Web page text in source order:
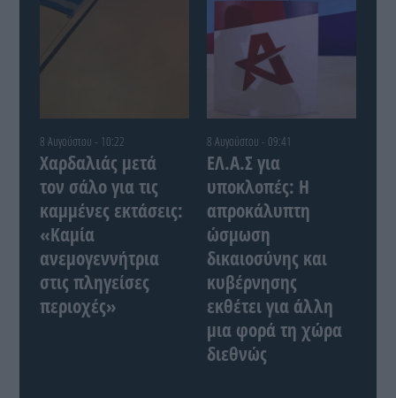
8 Αυγούστου - 10:22
Χαρδαλιάς μετά
τον σάλο για τις
καμμένες εκτάσεις:
«Καμία
ανεμογεννήτρια
στις πληγείσες
περιοχές»
8 Αυγούστου - 09:41
ΕΛ.Α.Σ για
υποκλοπές: Η
απροκάλυπτη
ώσμωση
δικαιοσύνης και
κυβέρνησης
εκθέτει για άλλη
μια φορά τη χώρα
διεθνώς